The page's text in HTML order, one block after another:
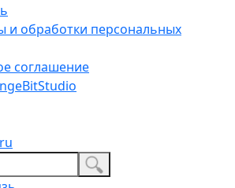
и обработки персональных
соглашение